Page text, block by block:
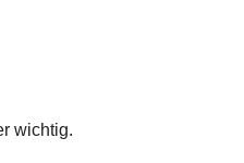
wichtig.